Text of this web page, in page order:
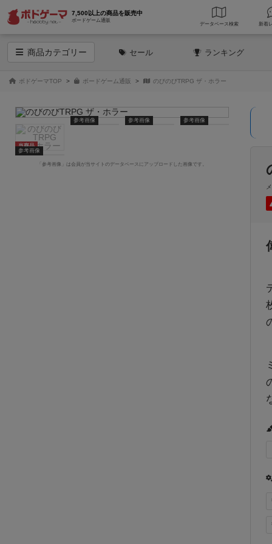
7,500以上の商品を販売中
ボードゲーム通販
データベース 検索
商品カテゴリー セール ランキング
ボドゲーマTOP ボードゲーム通販 のびのびTRPG ザ・ホラー
当商品
参考画像 参考画像 参考画像
参考画像
「参考画像」は会員が当サイトのデータベースにアップロードした画像です。